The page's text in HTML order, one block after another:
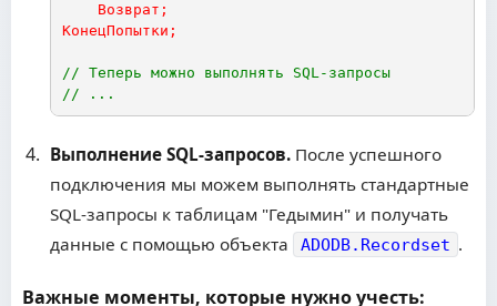
Возврат ;
КонецПопытки ;
// Теперь можно выполнять SQL-запросы
// ...
Выполнение SQL-запросов. После успешного
подключения мы можем выполнять стандартные
SQL-запросы к таблицам "Гедымин" и получать
данные с помощью объекта
ADODB.Recordset .
Важные моменты, которые нужно учесть: